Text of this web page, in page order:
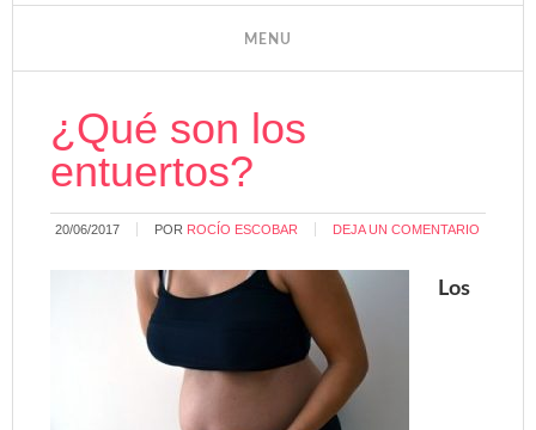
¿Qué son los
entuertos?
20/06/2017 POR ROCÍO ESCOBAR DEJA UN COMENTARIO
Los